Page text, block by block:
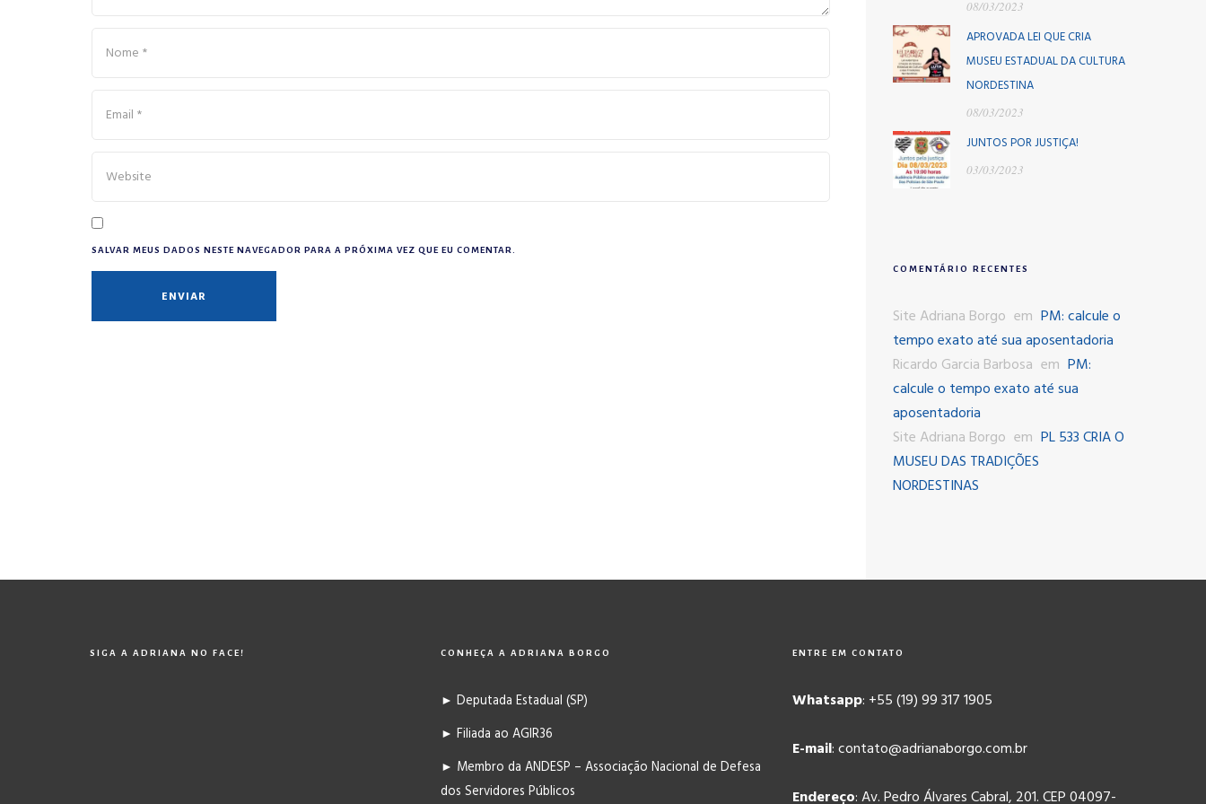
SALVAR MEUS DADOS NESTE NAVEGADOR PARA A PRÓXIMA VEZ QUE EU COMENTAR.
08/03/2023
APROVADA LEI QUE CRIA
MUSEU ESTADUAL DA CULTURA
NORDESTINA
08/03/2023
JUNTOS POR JUSTIÇA!
03/03/2023
COMENTÁRIO RECENTES
Site Adriana Borgo em PM: calcule o
tempo exato até sua aposentadoria
Ricardo Garcia Barbosa em PM:
calcule o tempo exato até sua
aposentadoria
Site Adriana Borgo em PL 533 CRIA O
MUSEU DAS TRADIÇÕES
NORDESTINAS
SIGA A ADRIANA NO FACE! CONHEÇA A ADRIANA BORGO
► Deputada Estadual (SP)
► Filiada ao AGIR36
► Membro da ANDESP – Associação Nacional de Defesa
dos Servidores Públicos
ENTRE EM CONTATO
Whatsapp: +55 (19) 99 317 1905
E-mail: contato@adrianaborgo.com.br
Endereço: Av. Pedro Álvares Cabral, 201. CEP 04097-